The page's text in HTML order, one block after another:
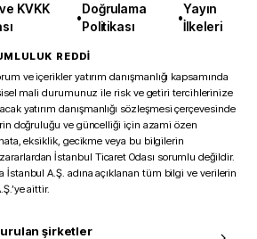
KVKK
•
Doğrulama
Politikası
•
Yayın
İlkeleri
REDDİ
ve içerikler yatırım danışmanlığı kapsamında
mali durumunuz ile risk ve getiri tercihlerinize
yatırım danışmanlığı sözleşmesi çerçevesinde
doğruluğu ve güncelliği için azami özen
eksiklik, gecikme veya bu bilgilerin
İstanbul Ticaret Odası sorumlu değildir.
İstanbul A.Ş. adına açıklanan tüm bilgi ve verilerin
aittir.
şirketler